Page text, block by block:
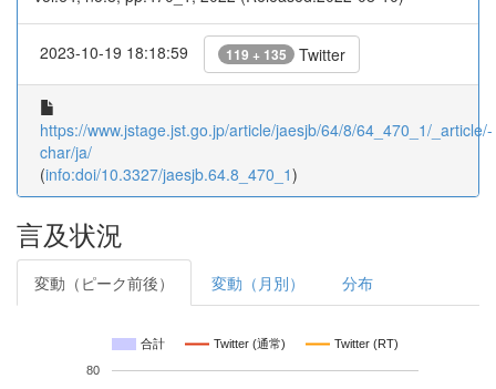
2023-10-19 18:18:59 119 + 135 Twitter
https://www.jstage.jst.go.jp/article/jaesjb/64/8/64_470_1/_article/-
char/ja/
(info:doi/10.3327/jaesjb.64.8_470_1)
言及状況
変動（ピーク前後） 変動（月別） 分布
合計 Twitter (通常) Twitter (RT)
80